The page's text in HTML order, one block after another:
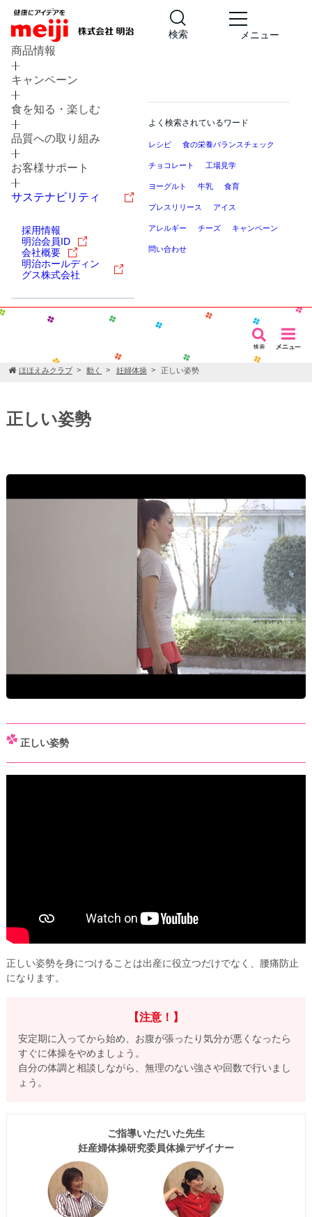
検索 メニュー
商品情報
キャンペーン
食を知る・楽しむ
品質への取り組み
お客様サポート
サステナビリティ
採用情報
明治会員ID
会社概要
明治ホールディン
グス株式会社
よく検索されているワード
レシピ 食の栄養バランスチェック
チョコレート 工場見学
ヨーグルト 牛乳 食育
プレスリリース アイス
アレルギー チーズ キャンペーン
問い合わせ
ほほえみクラブ 動く 妊婦体操 正しい姿勢
正しい姿勢
正しい姿勢
正しい姿勢を身につけることは出産に役立つだけでなく、腰痛防止
になります。
【注意！】
安定期に入ってから始め、お腹が張ったり気分が悪くなったら
すぐに体操をやめましょう。
自分の体調と相談しながら、無理のない強さや回数で行いまし
ょう。
ご指導いただいた先生
妊産婦体操研究委員体操デザイナー